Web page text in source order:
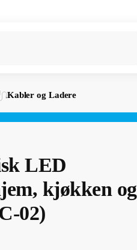
Kabler og Ladere
LED
kjøkken og
02)